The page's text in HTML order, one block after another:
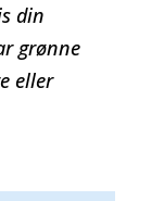
din
grønne
eller